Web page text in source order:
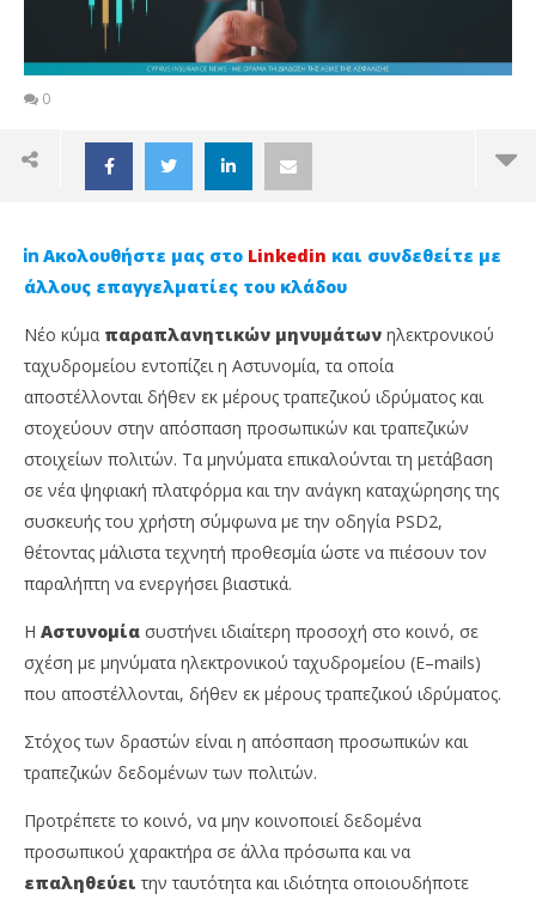
0
NOW VIEWING
Νέο κύμα ηλεκτρονικής απάτης με δήθεν
30
Ιουνίου,
2026
Cyprus
Team
Ακολουθήστε μας στο Linkedin και συνδεθείτε με
άλλους επαγγελματίες του κλάδου
Νέο κύμα παραπλανητικών μηνυμάτων ηλεκτρονικού
ταχυδρομείου εντοπίζει η Αστυνομία, τα οποία
αποστέλλονται δήθεν εκ μέρους τραπεζικού ιδρύματος και
στοχεύουν στην απόσπαση προσωπικών και τραπεζικών
στοιχείων πολιτών. Τα μηνύματα επικαλούνται τη μετάβαση
σε νέα ψηφιακή πλατφόρμα και την ανάγκη καταχώρησης της
συσκευής του χρήστη σύμφωνα με την οδηγία PSD2,
θέτοντας μάλιστα τεχνητή προθεσμία ώστε να πιέσουν τον
παραλήπτη να ενεργήσει βιαστικά.
Η Αστυνομία συστήνει ιδιαίτερη προσοχή στο κοινό, σε
σχέση με μηνύματα ηλεκτρονικού ταχυδρομείου (E–mails)
που αποστέλλονται, δήθεν εκ μέρους τραπεζικού ιδρύματος.
Στόχος των δραστών είναι η απόσπαση προσωπικών και
τραπεζικών δεδομένων των πολιτών.
Προτρέπετε το κοινό, να μην κοινοποιεί δεδομένα
προσωπικού χαρακτήρα σε άλλα πρόσωπα και να
επαληθεύει την ταυτότητα και ιδιότητα οποιουδήποτε